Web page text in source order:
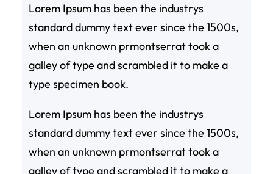
Lorem Ipsum has been the industrys
standard dummy text ever since the 1500s,
when an unknown prmontserrat took a
galley of type and scrambled it to make a
type specimen book.
Lorem Ipsum has been the industrys
standard dummy text ever since the 1500s,
when an unknown prmontserrat took a
galley of type and scrambled it to make a